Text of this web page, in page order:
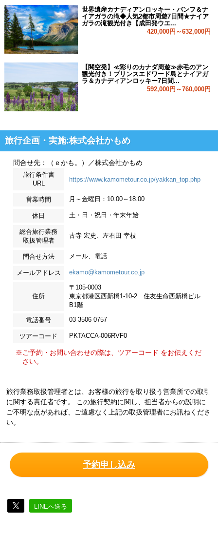
世界遺産カナディアンロッキー・バンフ＆ナ
イアガラの滝◆人気2都市周遊7日間★ナイア
ガラの滝観光付き【成田発ウエ...
420,000円～632,000円
【関空発】≪彩りのカナダ周遊≫赤毛のアン
観光付き！プリンスエドワード島とナイアガ
ラ＆カナディアンロッキー7日間...
592,000円～760,000円
旅行企画・実施:株式会社かもめ
問合せ先：（ｅかも。）／株式会社かもめ
旅行条件書
URL
https://www.kamometour.co.jp/yakkan_top.php
営業時間 月～金曜日：10:00～18:00
休日 土・日・祝日・年末年始
総合旅行業務
取扱管理者
古寺 宏史、左右田 幸枝
問合せ方法 メール、電話
メールアドレス ekamo@kamometour.co.jp
住所
〒105-0003
東京都港区西新橋1-10-2 住友生命西新橋ビル
B1階
電話番号 03-3506-0757
ツアーコード PKTACCA-006RVF0
※ご予約・お問い合わせの際は、ツアーコード をお伝えくだ
さい。
旅行業務取扱管理者とは、お客様の旅行を取り扱う営業所での取引
に関する責任者です。 この旅行契約に関し、担当者からの説明に
ご不明な点があれば、ご遠慮なく上記の取扱管理者にお訊ねくださ
い。
予約申し込み
LINEへ送る